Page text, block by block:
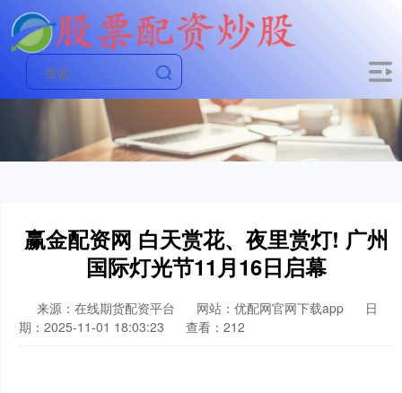
赢金配资网 白天赏花、夜里赏灯! 广州
国际灯光节11月16日启幕
来源：在线期货配资平台 网站：优配网官网下载app
日
期：2025-11-01 18:03:23
查看：212